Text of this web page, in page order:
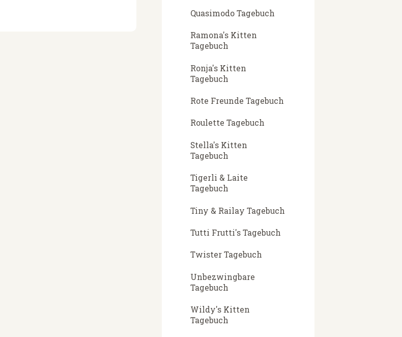
Quasimodo Tagebuch
Ramona's Kitten
Tagebuch
Ronja's Kitten
Tagebuch
Rote Freunde Tagebuch
Roulette Tagebuch
Stella's Kitten
Tagebuch
Tigerli & Laite
Tagebuch
Tiny & Railay Tagebuch
Tutti Frutti's Tagebuch
Twister Tagebuch
Unbezwingbare
Tagebuch
Wildy's Kitten
Tagebuch